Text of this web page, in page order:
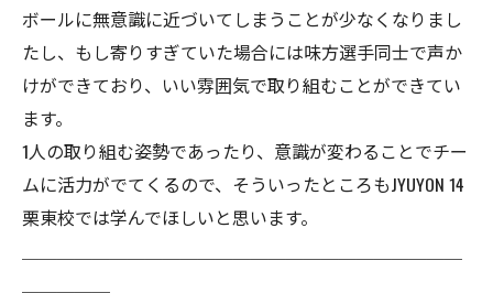
ボールに無意識に近づいてしまうことが少なくなりまし
たし、もし寄りすぎていた場合には味方選手同士で声か
けができており、いい雰囲気で取り組むことができてい
ます。
1人の取り組む姿勢であったり、意識が変わることでチー
ムに活力がでてくるので、そういったところもJYUYON 14
栗東校では学んでほしいと思います。